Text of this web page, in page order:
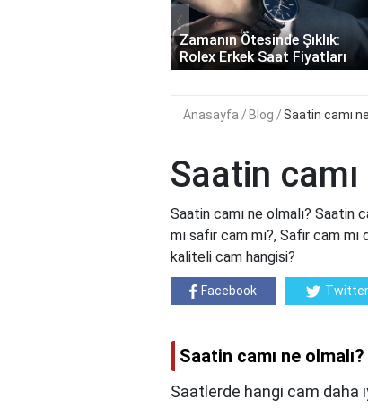
Zamanın Ötesinde Şıklık:
Rolex Erkek Saat Fiyatları
‹
Anasayfa Blog Saatin camı
Saatin
Saatin camı ne olmalı? Saatin
mı safir cam mı?, Safir cam mı
kaliteli cam hangisi?
Facebook Twitter
Saatin camı ne olmalı?
Saatlerde hangi cam daha